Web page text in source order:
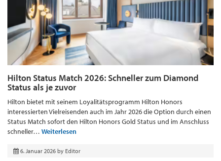
Hilton Status Match 2026: Schneller zum Diamond
Status als je zuvor
Hilton bietet mit seinem Loyalitätsprogramm Hilton Honors
interessierten Vielreisenden auch im Jahr 2026 die Option durch einen
Status Match sofort den Hilton Honors Gold Status und im Anschluss
schneller… Weiterlesen
6. Januar 2026 by Editor